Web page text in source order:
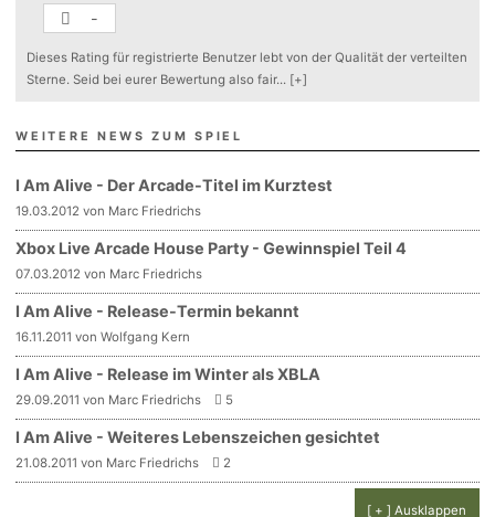
-
Dieses Rating für registrierte Benutzer lebt von der Qualität der verteilten
Sterne. Seid bei eurer Bewertung also fair... [+]
WEITERE NEWS ZUM SPIEL
I Am Alive - Der Arcade-Titel im Kurztest
19.03.2012 von Marc Friedrichs
Xbox Live Arcade House Party - Gewinnspiel Teil 4
07.03.2012 von Marc Friedrichs
I Am Alive - Release-Termin bekannt
16.11.2011 von Wolfgang Kern
I Am Alive - Release im Winter als XBLA
29.09.2011 von Marc Friedrichs 5
I Am Alive - Weiteres Lebenszeichen gesichtet
21.08.2011 von Marc Friedrichs 2
[ + ] Ausklappen